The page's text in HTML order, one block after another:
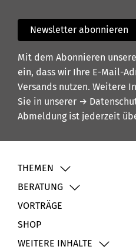
Newsletter abonnieren
Mit dem Abonnieren
ein, dass wir Ihre E-Mail-
Versands nutzen. Weitere
Sie in unserer →
Abmeldung ist jederzeit
THEMEN
BERATUNG
VORTRÄGE
SHOP
WEITERE INHALTE